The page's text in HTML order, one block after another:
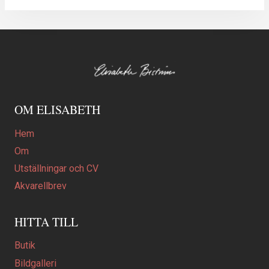
OM ELISABETH
Hem
Om
Utställningar och CV
Akvarellbrev
HITTA TILL
Butik
Bildgalleri